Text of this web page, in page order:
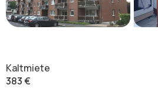
Kaltmiete
383 €